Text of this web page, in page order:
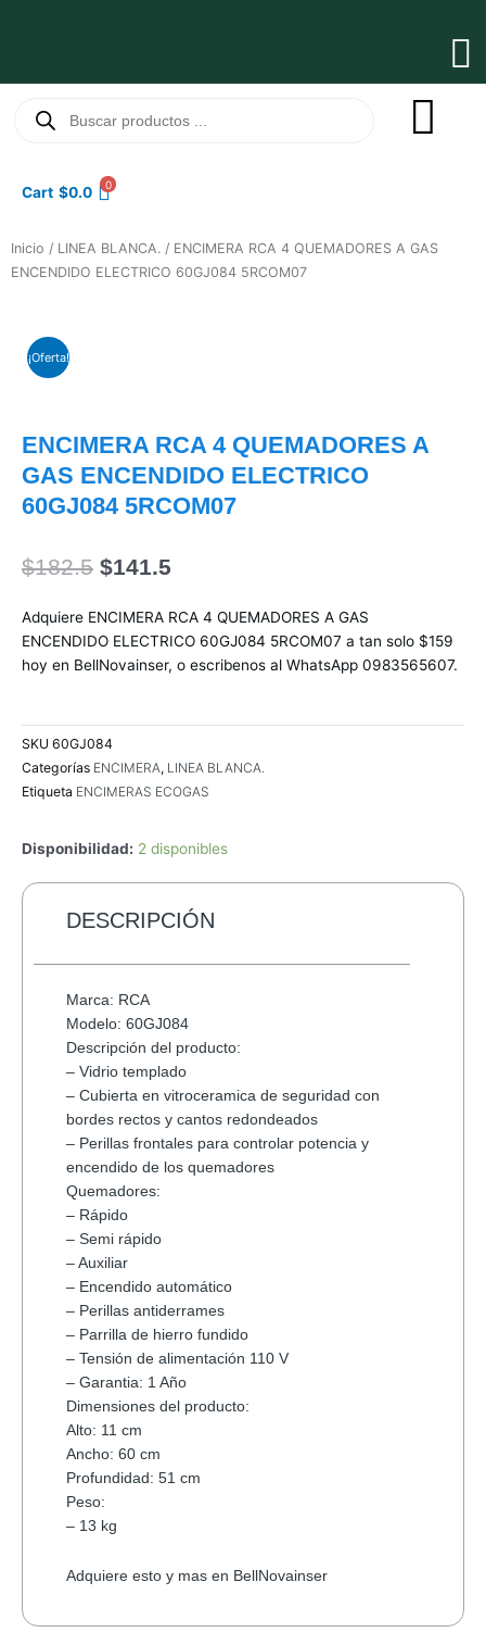
productos
Cart $0.0 0
Inicio / LINEA BLANCA. / ENCIMERA RCA 4 QUEMADORES A GAS
ENCENDIDO ELECTRICO 60GJ084 5RCOM07
¡Oferta!
ENCIMERA RCA 4 QUEMADORES A
GAS ENCENDIDO ELECTRICO
60GJ084 5RCOM07
$182.5 El
original
era:
$182.5.
$141.5
actual
es:
$141.5.
Adquiere ENCIMERA RCA 4 QUEMADORES A GAS
ENCENDIDO ELECTRICO 60GJ084 5RCOM07 a tan solo $159
hoy en BellNovainser, o escribenos al WhatsApp 0983565607.
SKU 60GJ084
Categorías ENCIMERA, LINEA BLANCA.
Etiqueta ENCIMERAS ECOGAS
Disponibilidad: 2 disponibles
DESCRIPCIÓN
Marca: RCA
Modelo: 60GJ084
Descripción del producto:
– Vidrio templado
– Cubierta en vitroceramica de seguridad con
bordes rectos y cantos redondeados
– Perillas frontales para controlar potencia y
encendido de los quemadores
Quemadores:
– Rápido
– Semi rápido
– Auxiliar
– Encendido automático
– Perillas antiderrames
– Parrilla de hierro fundido
– Tensión de alimentación 110 V
– Garantia: 1 Año
Dimensiones del producto:
Alto: 11 cm
Ancho: 60 cm
Profundidad: 51 cm
Peso:
– 13 kg
Adquiere esto y mas en BellNovainser